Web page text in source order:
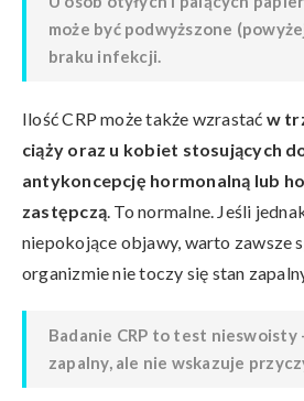
może być podwyższone
braku infekcji.
Ilość CRP może także wzrastać w
ciąży oraz u kobiet stosujących
antykoncepcję hormonalną lub
zastępczą. To normalne. Jeśli
niepokojące objawy, warto zawsze
organizmie nie toczy się stan
Badanie CRP to test nieswoisty
zapalny, ale nie wskazuje